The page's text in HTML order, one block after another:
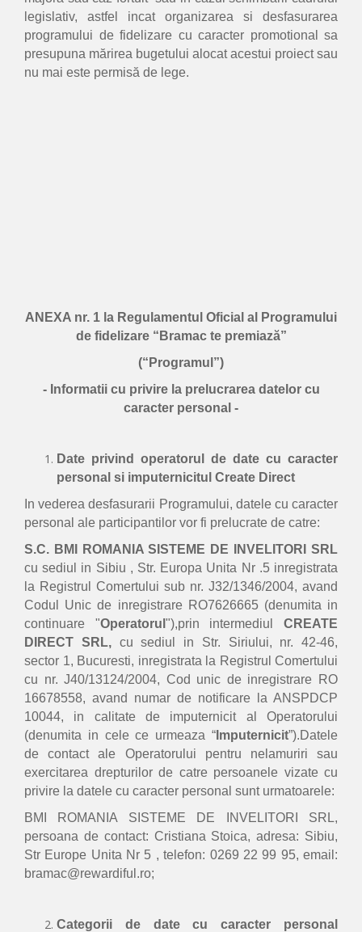
legislativ, astfel incat organizarea si desfasurarea
programului de fidelizare cu caracter promotional sa
presupuna mărirea bugetului alocat acestui proiect sau
nu mai este permisă de lege.
ANEXA nr. 1 la Regulamentul Oficial al Programului
de fidelizare “Bramac te premiază”
(“Programul”)
- Informatii cu privire la prelucrarea datelor cu
caracter personal -
Date privind operatorul de date cu caracter
personal si imputernicitul Create Direct
In vederea desfasurarii Programului, datele cu caracter
personal ale participantilor vor fi prelucrate de catre:
S.C. BMI ROMANIA SISTEME DE INVELITORI SRL
cu sediul in Sibiu , Str. Europa Unita Nr .5 inregistrata
la Registrul Comertului sub nr. J32/1346/2004, avand
Codul Unic de inregistrare RO7626665 (denumita in
continuare "Operatorul "),prin intermediulCREATE
DIRECT SRL, cu sediul in Str. Siriului, nr. 42-46,
sector 1, Bucuresti, inregistrata la Registrul Comertului
cu nr. J40/13124/2004, Cod unic de inregistrare RO
16678558, avand numar de notificare la ANSPDCP
10044, in calitate de imputernicit al Operatorului
(denumita in cele ce urmeaza “ Imputernicit”).Datele
de contact ale Operatorului pentru nelamuriri sau
exercitarea drepturilor de catre persoanele vizate cu
privire la datele cu caracter personal sunt urmatoarele:
BMI ROMANIA SISTEME DE INVELITORI SRL,
persoana de contact: Cristiana Stoica, adresa: Sibiu,
Str Europe Unita Nr 5 , telefon: 0269 22 99 95, email:
bramac@rewardiful.ro;
Categorii de date cu caracter personal